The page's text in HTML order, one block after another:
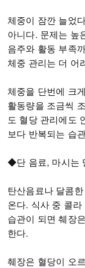
체중이 잠깐 늘었
아니다. 문제는 높
음주와 활동 부족
체중 관리는 더 어
체중을 단번에 크
활동량을 조금씩
도 혈당 관리에도
보다 반복되는 습
◆단 음료, 마시는
탄산음료나 달콤
온다. 식사 중 콜
습관이 되면 췌장
한다.
췌장은 혈당이 오